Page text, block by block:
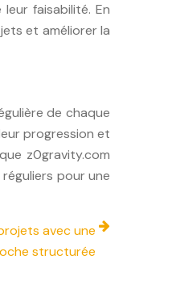
faisabilité. En
et améliorer la
de chaque
progression et
z0gravity.com
pour une
avec une
structurée